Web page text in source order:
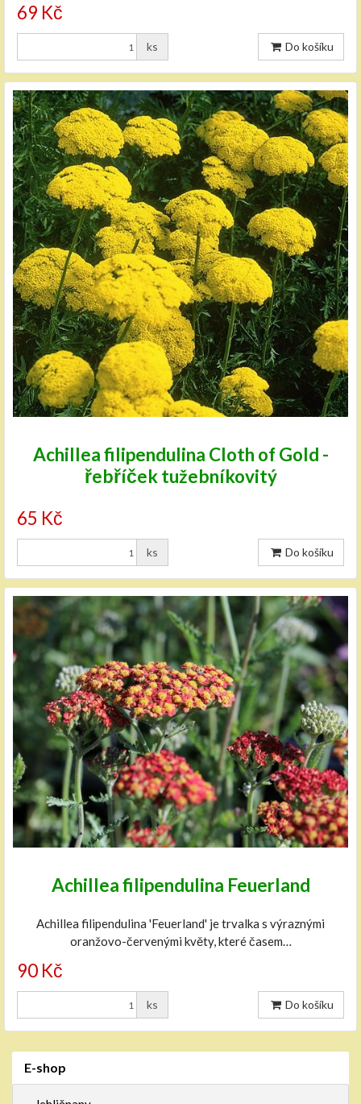
69 Kč
ks Do košíku
Achillea filipendulina Cloth of Gold -
řebříček tužebníkovitý
65 Kč
ks Do košíku
Achillea filipendulina Feuerland
Achillea filipendulina 'Feuerland' je trvalka s výraznými
oranžovo-červenými květy, které časem…
90 Kč
ks Do košíku
E-shop